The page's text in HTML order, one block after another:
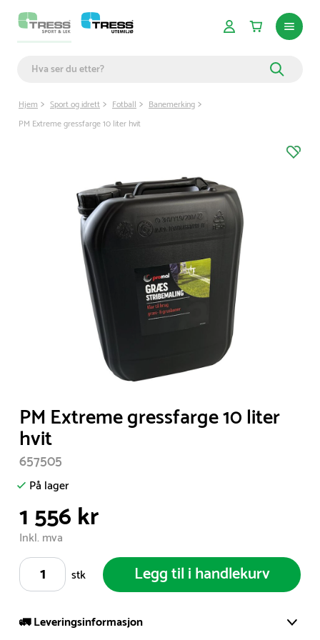
Hjem Sport og idrett Fotball
Banemerking
PM Extreme gressfarge 10 liter hvit
1
of
1
PM Extreme gressfarge 10 liter
hvit
657505
På lager
1 556 kr
Inkl. mva
stk
Legg til i handlekurv
🚛 Leveringsinformasjon